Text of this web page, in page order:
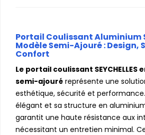
Portail Coulissant Aluminium
Modèle Semi-Ajouré : Design,
Confort
Le portail coulissant SEYCHELLES
semi-ajouré représente une
esthétique, sécurité et
élégant et sa structure en
garantit une haute résistance aux
nécessitant un entretien minimal.